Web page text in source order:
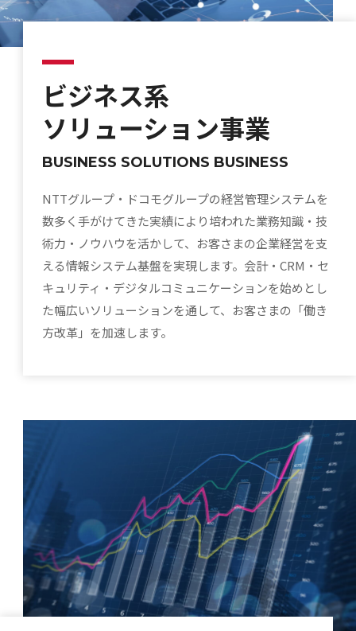
ビジネス系
ソリューション事業
BUSINESS SOLUTIONS BUSINESS
NTTグループ・ドコモグループの経営管理システムを
数多く手がけてきた実績により培われた業務知識・技
術力・ノウハウを活かして、お客さまの企業経営を支
える情報システム基盤を実現します。会計・CRM・セ
キュリティ・デジタルコミュニケーションを始めとし
た幅広いソリューションを通して、お客さまの「働き
方改革」を加速します。